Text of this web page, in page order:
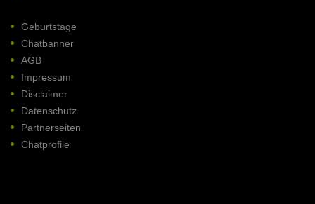
Geburtstage
Chatbanner
AGB
Impressum
Disclaimer
Datenschutz
Partnerseiten
Chatprofile